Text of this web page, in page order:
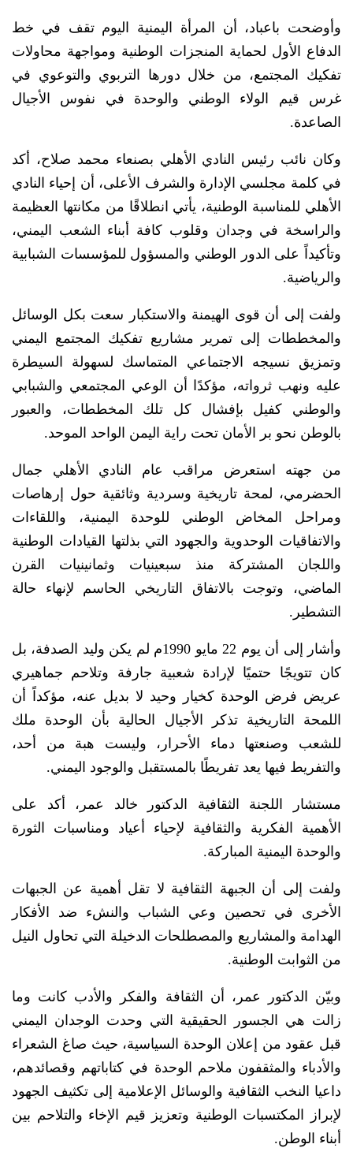
وأوضحت باعباد، أن المرأة اليمنية اليوم تقف في خط
الدفاع الأول لحماية المنجزات الوطنية ومواجهة محاولات
تفكيك المجتمع، من خلال دورها التربوي والتوعوي في
غرس قيم الولاء الوطني والوحدة في نفوس الأجيال
الصاعدة.
وكان نائب رئيس النادي الأهلي بصنعاء محمد صلاح، أكد
في كلمة مجلسي الإدارة والشرف الأعلى، أن إحياء النادي
الأهلي للمناسبة الوطنية، يأتي انطلاقًا من مكانتها العظيمة
والراسخة في وجدان وقلوب كافة أبناء الشعب اليمني،
وتأكيداً على الدور الوطني والمسؤول للمؤسسات الشبابية
والرياضية.
ولفت إلى أن قوى الهيمنة والاستكبار سعت بكل الوسائل
والمخططات إلى تمرير مشاريع تفكيك المجتمع اليمني
وتمزيق نسيجه الاجتماعي المتماسك لسهولة السيطرة
عليه ونهب ثرواته، مؤكدًا أن الوعي المجتمعي والشبابي
والوطني كفيل بإفشال كل تلك المخططات، والعبور
بالوطن نحو بر الأمان تحت راية اليمن الواحد الموحد.
من جهته استعرض مراقب عام النادي الأهلي جمال
الحضرمي، لمحة تاريخية وسردية وثائقية حول إرهاصات
ومراحل المخاض الوطني للوحدة اليمنية، واللقاءات
والاتفاقيات الوحدوية والجهود التي بذلتها القيادات الوطنية
واللجان المشتركة منذ سبعينيات وثمانينيات القرن
الماضي، وتوجت بالاتفاق التاريخي الحاسم لإنهاء حالة
التشطير.
وأشار إلى أن يوم 22 مايو 1990م لم يكن وليد الصدفة، بل
كان تتويجًا حتميًا لإرادة شعبية جارفة وتلاحم جماهيري
عريض فرض الوحدة كخيار وحيد لا بديل عنه، مؤكداً أن
اللمحة التاريخية تذكر الأجيال الحالية بأن الوحدة ملك
للشعب وصنعتها دماء الأحرار، وليست هبة من أحد،
والتفريط فيها يعد تفريطًا بالمستقبل والوجود اليمني.
مستشار اللجنة الثقافية الدكتور خالد عمر، أكد على
الأهمية الفكرية والثقافية لإحياء أعياد ومناسبات الثورة
والوحدة اليمنية المباركة.
ولفت إلى أن الجبهة الثقافية لا تقل أهمية عن الجبهات
الأخرى في تحصين وعي الشباب والنشء ضد الأفكار
الهدامة والمشاريع والمصطلحات الدخيلة التي تحاول النيل
من الثوابت الوطنية.
وبيّن الدكتور عمر، أن الثقافة والفكر والأدب كانت وما
زالت هي الجسور الحقيقية التي وحدت الوجدان اليمني
قبل عقود من إعلان الوحدة السياسية، حيث صاغ الشعراء
والأدباء والمثقفون ملاحم الوحدة في كتاباتهم وقصائدهم،
داعيا النخب الثقافية والوسائل الإعلامية إلى تكثيف الجهود
لإبراز المكتسبات الوطنية وتعزيز قيم الإخاء والتلاحم بين
أبناء الوطن.